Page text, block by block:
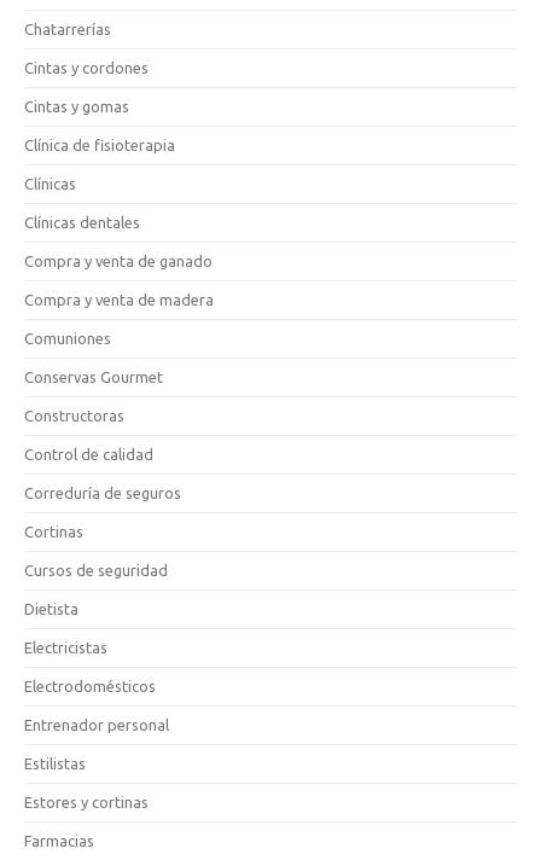
Chatarrerías
Cintas y cordones
Cintas y gomas
Clínica de fisioterapia
Clínicas
Clínicas dentales
Compra y venta de ganado
Compra y venta de madera
Comuniones
Conservas Gourmet
Constructoras
Control de calidad
Correduría de seguros
Cortinas
Cursos de seguridad
Dietista
Electricistas
Electrodomésticos
Entrenador personal
Estilistas
Estores y cortinas
Farmacias